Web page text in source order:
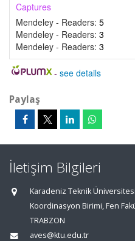
Captures
Mendeley - Readers: 5
Mendeley - Readers: 3
Mendeley - Readers: 3
- see details
Paylaş
İletişim Bilgileri
Karadeniz Teknik
Koordinasyon Birimi, Fen
TRABZON
aves@ktu.edu.tr